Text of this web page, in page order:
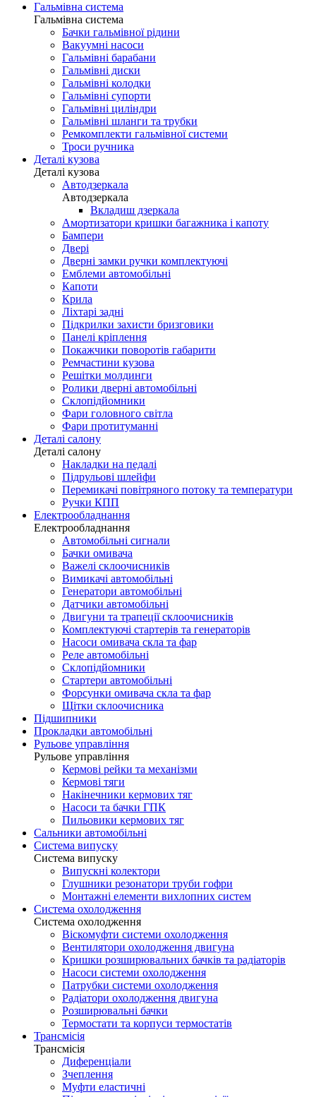
Гальмівна система
Гальмівна система
Бачки гальмівної рідини
Вакуумні насоси
Гальмівні барабани
Гальмівні диски
Гальмівні колодки
Гальмівні супорти
Гальмівні циліндри
Гальмівні шланги та трубки
Ремкомплекти гальмівної системи
Троси ручника
Деталі кузова
Деталі кузова
Автодзеркала
Автодзеркала
Вкладиш дзеркала
Амортизатори кришки багажника і капоту
Бампери
Двері
Дверні замки ручки комплектуючі
Емблеми автомобільні
Капоти
Крила
Ліхтарі задні
Підкрилки захисти бризговики
Панелі кріплення
Покажчики поворотів габарити
Ремчастини кузова
Решітки молдинги
Ролики дверні автомобільні
Склопідйомники
Фари головного світла
Фари протитуманні
Деталі салону
Деталі салону
Накладки на педалі
Підрульові шлейфи
Перемикачі повітряного потоку та температури
Ручки КПП
Електрообладнання
Електрообладнання
Автомобільні сигнали
Бачки омивача
Важелі склоочисників
Вимикачі автомобільні
Генератори автомобільні
Датчики автомобільні
Двигуни та трапеції склоочисників
Комплектуючі стартерів та генераторів
Насоси омивача скла та фар
Реле автомобільні
Склопідйомники
Стартери автомобільні
Форсунки омивача скла та фар
Щітки склоочисника
Підшипники
Прокладки автомобільні
Рульове управління
Рульове управління
Кермові рейки та механізми
Кермові тяги
Накінечники кермових тяг
Насоси та бачки ГПК
Пильовики кермових тяг
Сальники автомобільні
Система випуску
Система випуску
Випускні колектори
Глушники резонатори труби гофри
Монтажні елементи вихлопних систем
Система охолодження
Система охолодження
Віскомуфти системи охолодження
Вентилятори охолодження двигуна
Кришки розширювальних бачків та радіаторів
Насоси системи охолодження
Патрубки системи охолодження
Радіатори охолодження двигуна
Розширювальні бачки
Термостати та корпуси термостатів
Трансмісія
Трансмісія
Диференціали
Зчеплення
Муфти еластичні